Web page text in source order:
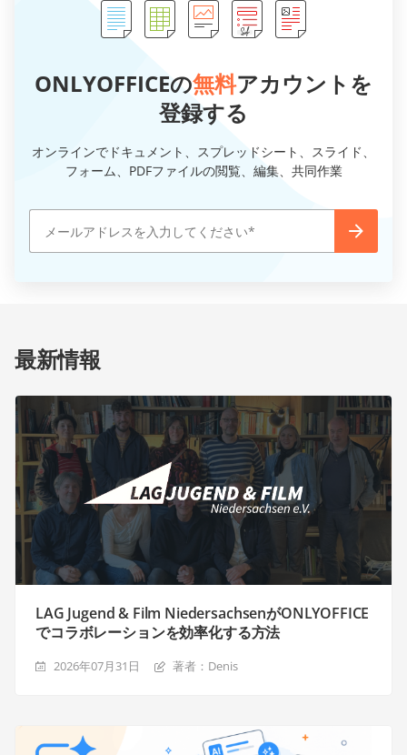
ONLYOFFICEの無料アカウントを
登録する
オンラインでドキュメント、スプレッドシート、スライド、
フォーム、PDFファイルの閲覧、編集、共同作業
最新情報
LAG Jugend & Film NiedersachsenがONLYOFFICE
でコラボレーションを効率化する方法
2026年07月31日 著者：Denis